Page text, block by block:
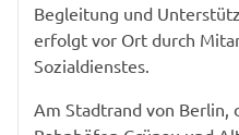
Begleitung und
erfolgt vor Ort durch
Sozialdienstes.
Am Stadtrand von Berlin,